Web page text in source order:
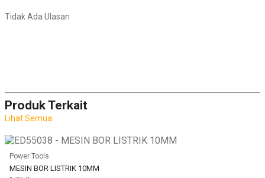
Tidak Ada Ulasan
Produk Terkait
Lihat Semua
Power Tools
MESIN BOR LISTRIK 10MM